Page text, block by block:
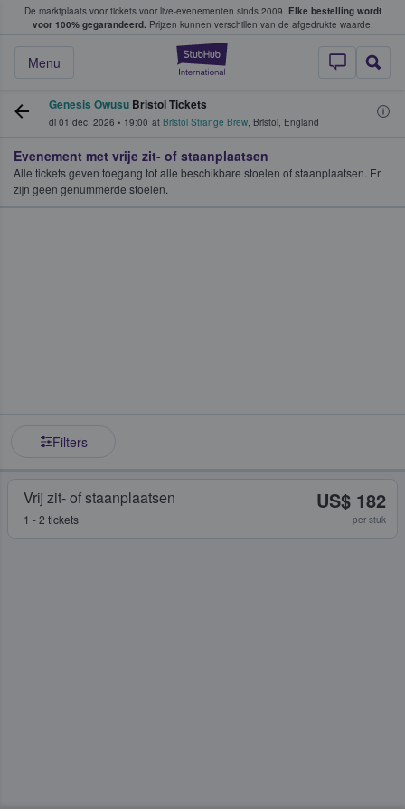
De marktplaats voor tickets voor live-evenementen sinds 2009. Elke bestelling wordt
voor 100% gegarandeerd. Prijzen kunnen verschillen van de afgedrukte waarde.
StubHub: waar
Menu
tickets kopen en verkopen
Genesis Owusu Bristol Tickets
di 01 dec. 2026 • 19:00 at Bristol Strange Brew, Bristol, England
Evenement met vrije zit- of staanplaatsen
Alle tickets geven toegang tot alle beschikbare stoelen of staanplaatsen. Er
zijn geen genummerde stoelen.
Filters
Vrij zit- of staanplaatsen
1 - 2 tickets
US$ 182
per stuk